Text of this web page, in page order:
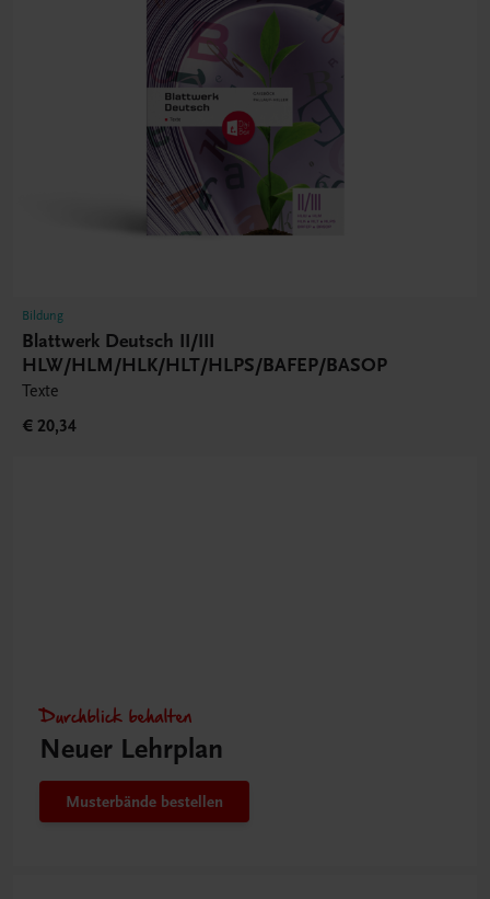
Bildung
Blattwerk Deutsch II/III
HLW/HLM/HLK/HLT/HLPS/BAFEP/BASOP
Texte
€ 20,34
Durchblick behalten
Neuer Lehrplan
Musterbände bestellen